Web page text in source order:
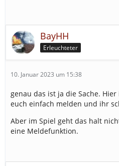
BayHH
Erleuchteter
10. Januar 2023 um 15:38
genau das ist ja die Sache.
euch einfach melden und ihr
Aber im Spiel geht das halt
eine Meldefunktion.